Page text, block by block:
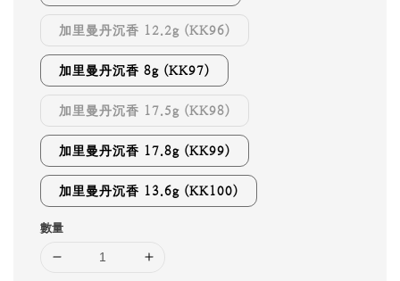
加里曼丹沉香 12.2g (KK96)
加里曼丹沉香 8g (KK97)
加里曼丹沉香 17.5g (KK98)
加里曼丹沉香 17.8g (KK99)
加里曼丹沉香 13.6g (KK100)
數量